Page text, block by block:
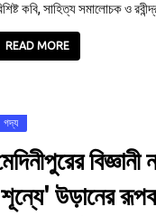
কবি, সাহিত্য সমালোচক ও
READ MORE
গদ্য
উড়ানের